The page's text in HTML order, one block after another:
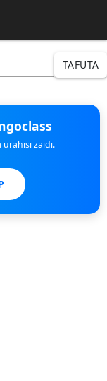
TAFUTA
urahisi zaidi.